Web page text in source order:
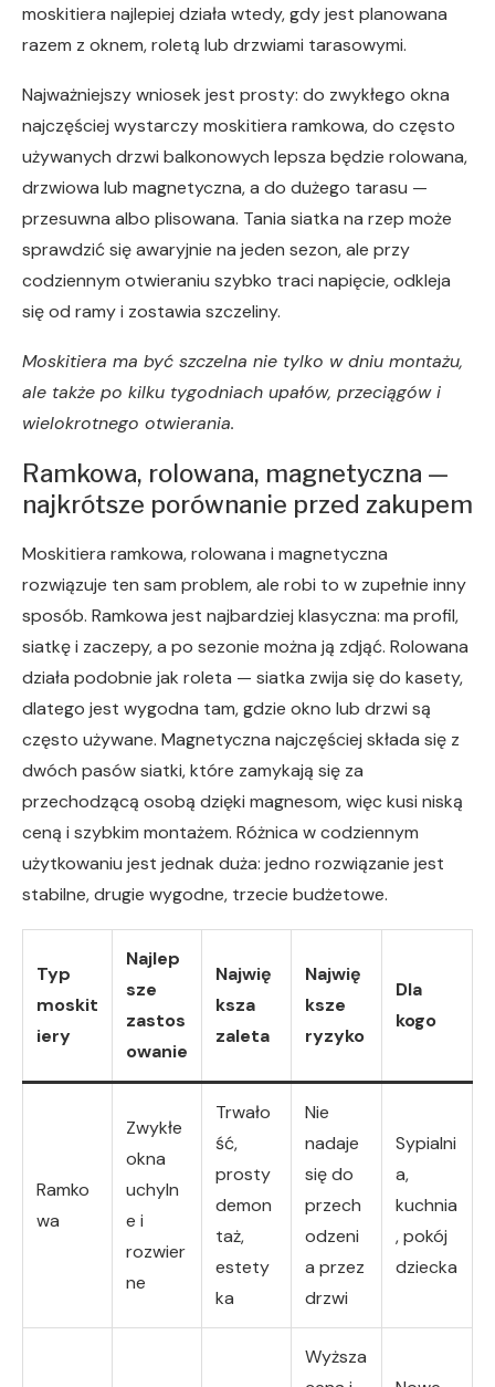
moskitiera najlepiej działa wtedy, gdy jest planowana
razem z oknem, roletą lub drzwiami tarasowymi.
Najważniejszy wniosek jest prosty: do zwykłego okna
najczęściej wystarczy moskitiera ramkowa, do często
używanych drzwi balkonowych lepsza będzie rolowana,
drzwiowa lub magnetyczna, a do dużego tarasu —
przesuwna albo plisowana. Tania siatka na rzep może
sprawdzić się awaryjnie na jeden sezon, ale przy
codziennym otwieraniu szybko traci napięcie, odkleja
się od ramy i zostawia szczeliny.
Moskitiera ma być szczelna nie tylko w dniu montażu,
ale także po kilku tygodniach upałów, przeciągów i
wielokrotnego otwierania.
Ramkowa, rolowana, magnetyczna —
najkrótsze porównanie przed zakupem
Moskitiera ramkowa, rolowana i magnetyczna
rozwiązuje ten sam problem, ale robi to w zupełnie inny
sposób. Ramkowa jest najbardziej klasyczna: ma profil,
siatkę i zaczepy, a po sezonie można ją zdjąć. Rolowana
działa podobnie jak roleta — siatka zwija się do kasety,
dlatego jest wygodna tam, gdzie okno lub drzwi są
często używane. Magnetyczna najczęściej składa się z
dwóch pasów siatki, które zamykają się za
przechodzącą osobą dzięki magnesom, więc kusi niską
ceną i szybkim montażem. Różnica w codziennym
użytkowaniu jest jednak duża: jedno rozwiązanie jest
stabilne, drugie wygodne, trzecie budżetowe.
Typ
moskit
iery
Najlep
sze
zastos
owanie
Najwię
ksza
zaleta
Najwię
ksze
ryzyko
Dla
kogo
Ramko
wa
Zwykłe
okna
uchyln
e i
rozwier
ne
Trwało
ść,
prosty
demon
taż,
estety
ka
Nie
nadaje
się do
przech
odzeni
a przez
drzwi
Sypialni
a,
kuchnia
, pokój
dziecka
Wyższa